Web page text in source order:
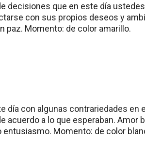
decisiones que en este día
con sus propios deseos y
paz. Momento: de color amarillo.
día con algunas contrariedades en
acuerdo a lo que esperaban. Amor
Momento: de color